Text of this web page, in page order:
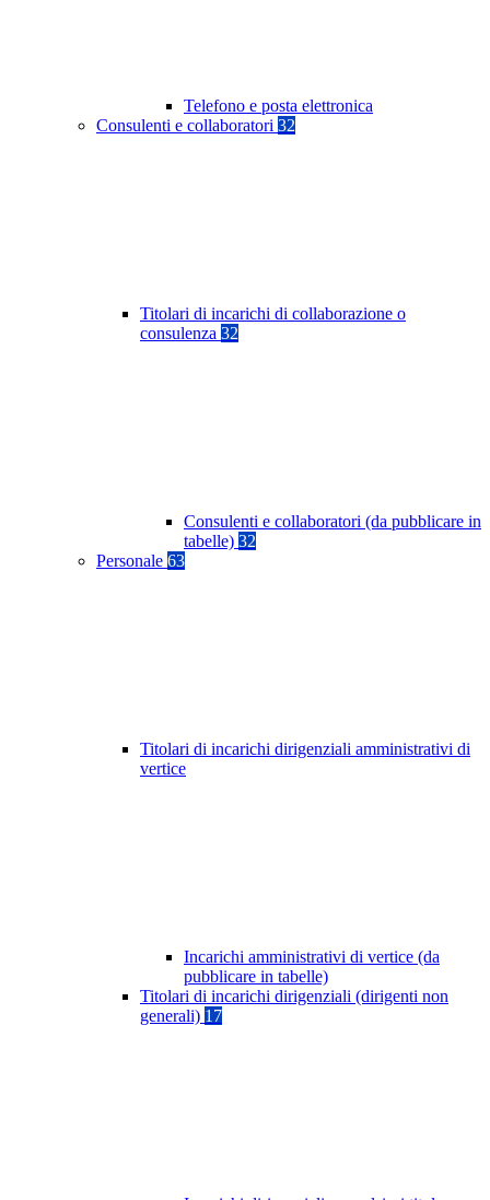
Telefono e posta elettronica
Consulenti e collaboratori 32
Titolari di incarichi di collaborazione o
consulenza 32
Consulenti e collaboratori (da pubblicare in
tabelle) 32
Personale 63
Titolari di incarichi dirigenziali amministrativi di
vertice
Incarichi amministrativi di vertice (da
pubblicare in tabelle)
Titolari di incarichi dirigenziali (dirigenti non
generali) 17